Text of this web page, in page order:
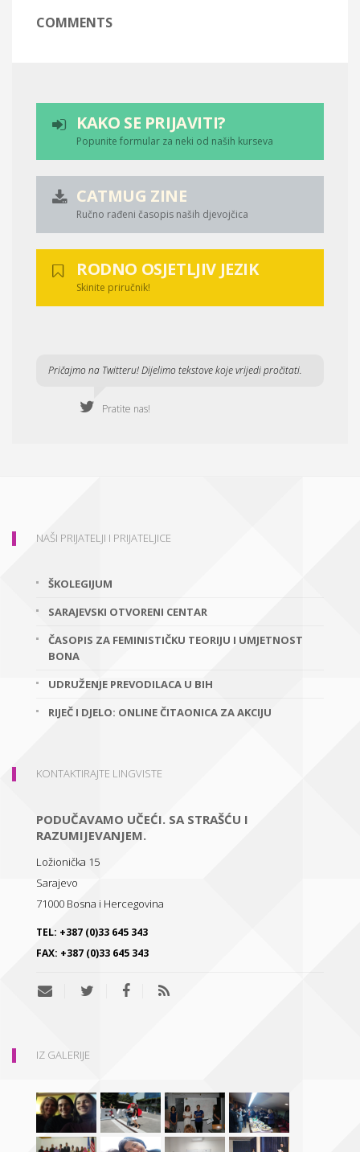
COMMENTS
KAKO SE PRIJAVITI?
Popunite formular za neki od naših kurseva
CATMUG ZINE
Ručno rađeni časopis naših djevojčica
RODNO OSJETLJIV JEZIK
Skinite priručnik!
Pričajmo na Twitteru! Dijelimo tekstove koje vrijedi pročitati.
Pratite nas!
NAŠI PRIJATELJI I PRIJATELJICE
ŠKOLEGIJUM
SARAJEVSKI OTVORENI CENTAR
ČASOPIS ZA FEMINISTIČKU TEORIJU I UMJETNOST
BONA
UDRUŽENJE PREVODILACA U BIH
RIJEČ I DJELO: ONLINE ČITAONICA ZA AKCIJU
KONTAKTIRAJTE LINGVISTE
PODUČAVAMO UČEĆI. SA STRAŠĆU I
RAZUMIJEVANJEM.
Ložionička 15
Sarajevo
71000 Bosna i Hercegovina
TEL: +387 (0)33 645 343
FAX: +387 (0)33 645 343
IZ GALERIJE